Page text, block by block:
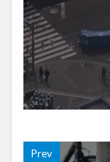
Prev